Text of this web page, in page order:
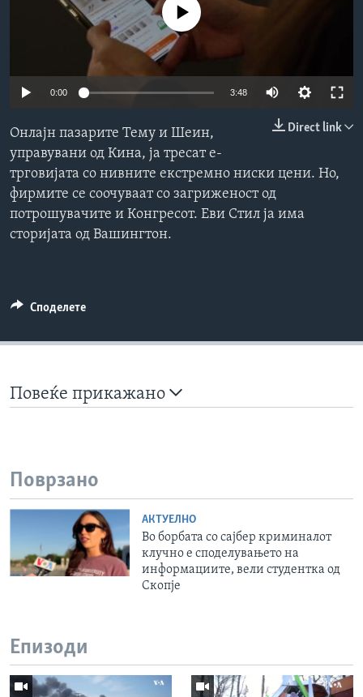
ИНТЕРВЈУАNo media source currently available
0:00 3:48
Direct link
Онлајн пазарите Тему и Шеин,
управувани од Кина, ја тресат е-
трговијата со нивните екстремно ниски цени. Но,
фирмите се соочуваат со загриженост од
потрошувачите и Конгресот. Еви Стил ја има
сторијата од Вашингтон.
Споделете
Повеќе прикажано
Поврзано
АКТУЕЛНО
Во борбата со сајбер криминалот
клучно е споделувањето на
информациите, вели студентка од
Скопје
Епизоди